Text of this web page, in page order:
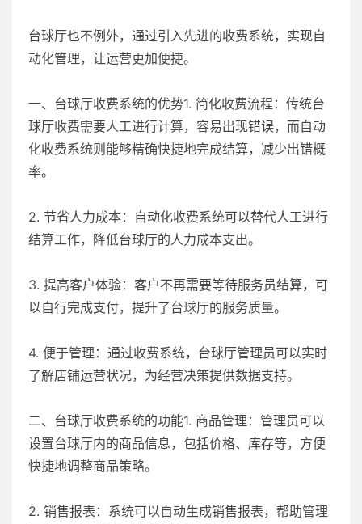
台球厅也不例外，通过引入先进的收费系统，实现自
动化管理，让运营更加便捷。
一、台球厅收费系统的优势1. 简化收费流程：传统台
球厅收费需要人工进行计算，容易出现错误，而自动
化收费系统则能够精确快捷地完成结算，减少出错概
率。
2. 节省人力成本：自动化收费系统可以替代人工进行
结算工作，降低台球厅的人力成本支出。
3. 提高客户体验：客户不再需要等待服务员结算，可
以自行完成支付，提升了台球厅的服务质量。
4. 便于管理：通过收费系统，台球厅管理员可以实时
了解店铺运营状况，为经营决策提供数据支持。
二、台球厅收费系统的功能1. 商品管理：管理员可以
设置台球厅内的商品信息，包括价格、库存等，方便
快捷地调整商品策略。
2. 销售报表：系统可以自动生成销售报表，帮助管理